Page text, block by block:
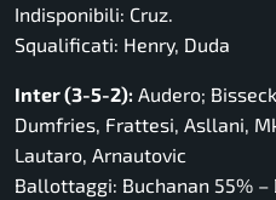
Indisponibili: Cruz.
Squalificati: Henry, Duda
Inter (3-5-2): Audero;
Dumfries, Frattesi, Asllani,
Lautaro, Arnautovic
Ballottaggi: Buchanan 55%